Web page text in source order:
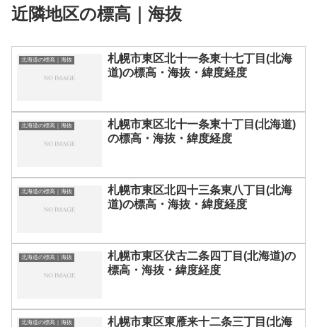
近隣地区の標高｜海抜
北海道の標高｜海抜
札幌市東区北十一条東十七丁目(北海
道)の標高・海抜・緯度経度
北海道の標高｜海抜
札幌市東区北十一条東十丁目(北海道)
の標高・海抜・緯度経度
北海道の標高｜海抜
札幌市東区北四十三条東八丁目(北海
道)の標高・海抜・緯度経度
北海道の標高｜海抜
札幌市東区伏古二条四丁目(北海道)の
標高・海抜・緯度経度
北海道の標高｜海抜
札幌市東区東雁来十二条三丁目(北海